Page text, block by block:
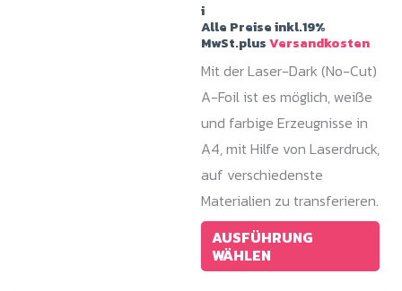
94,99 €
i
Alle Preise inkl.19%
MwSt.plusVersandkosten
Mit der Laser-Dark (No-Cut)
A-Foil ist es möglich, weiße
und farbige Erzeugnisse in
A4, mit Hilfe von Laserdruck,
auf verschiedenste
Materialien zu transferieren.
AUSFÜHRUNG
WÄHLEN